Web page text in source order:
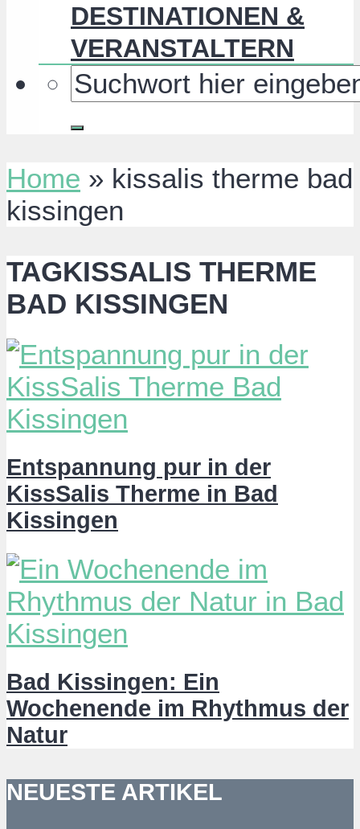
DESTINATIONEN &
VERANSTALTERN
Home » kissalis therme bad
kissingen
TAGKISSALIS THERME
BAD KISSINGEN
Entspannung pur in der
KissSalis Therme in Bad
Kissingen
Bad Kissingen: Ein
Wochenende im Rhythmus der
Natur
NEUESTE ARTIKEL